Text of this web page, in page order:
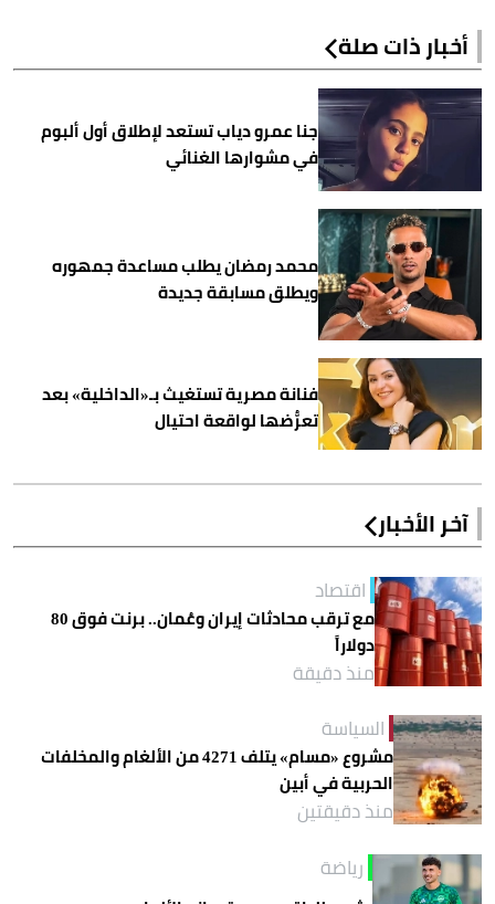
أخبار ذات صلة
جنا عمرو دياب تستعد لإطلاق أول ألبوم
في مشوارها الغنائي
محمد رمضان يطلب مساعدة جمهوره
ويطلق مسابقة جديدة
فنانة مصرية تستغيث بـ«الداخلية» بعد
تعرُّضها لواقعة احتيال
آخر الأخبار
اقتصاد
مع ترقب محادثات إيران وعُمان.. برنت فوق 80
دولاراً
منذ دقيقة
السياسة
مشروع «مسام» يتلف 4271 من الألغام والمخلفات
الحربية في أبين
منذ دقيقتين
رياضة